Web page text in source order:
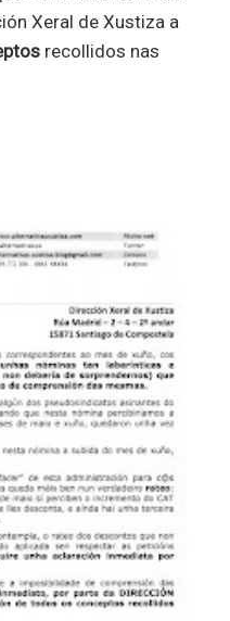
Xeral de Xustiza a
recollidos nas